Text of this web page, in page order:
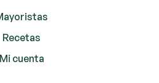
Recetas
Mi cuenta